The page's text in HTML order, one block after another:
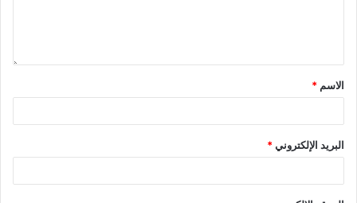
الاسم *
البريد الإلكتروني*